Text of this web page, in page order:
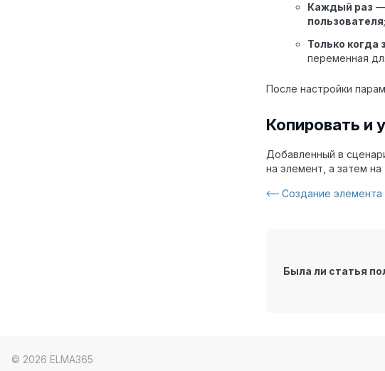
Каждый раз —
пользователя;
Только когда
переменная
После настройки
Копировать и
Добавленный в
на элемент, а затем
Создание
Была ли статья
© 2026 ELMA365